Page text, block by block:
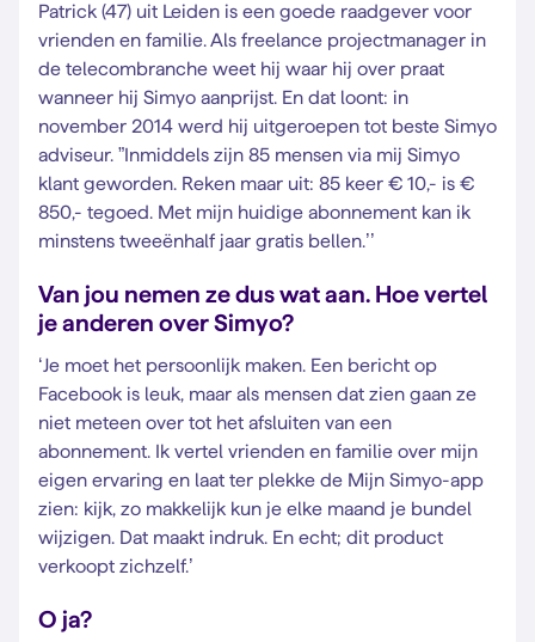
Patrick (47) uit Leiden is een goede raadgever voor
vrienden en familie. Als freelance projectmanager in
de telecombranche weet hij waar hij over praat
wanneer hij Simyo aanprijst. En dat loont: in
november 2014 werd hij uitgeroepen tot beste Simyo
adviseur. ”Inmiddels zijn 85 mensen via mij Simyo
klant geworden. Reken maar uit: 85 keer € 10,- is €
850,- tegoed. Met mijn huidige abonnement kan ik
minstens tweeënhalf jaar gratis bellen.’’
Van jou nemen ze dus wat aan. Hoe vertel
je anderen over Simyo?
‘Je moet het persoonlijk maken. Een bericht op
Facebook is leuk, maar als mensen dat zien gaan ze
niet meteen over tot het afsluiten van een
abonnement. Ik vertel vrienden en familie over mijn
eigen ervaring en laat ter plekke de Mijn Simyo-app
zien: kijk, zo makkelijk kun je elke maand je bundel
wijzigen. Dat maakt indruk. En echt; dit product
verkoopt zichzelf.’
O ja?